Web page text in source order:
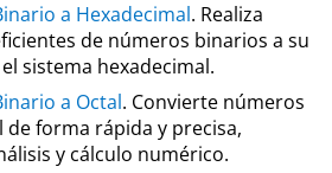
a Hexadecimal. Realiza
de números binarios a su
sistema hexadecimal.
a Octal. Convierte números
de forma rápida y precisa,
y cálculo numérico.